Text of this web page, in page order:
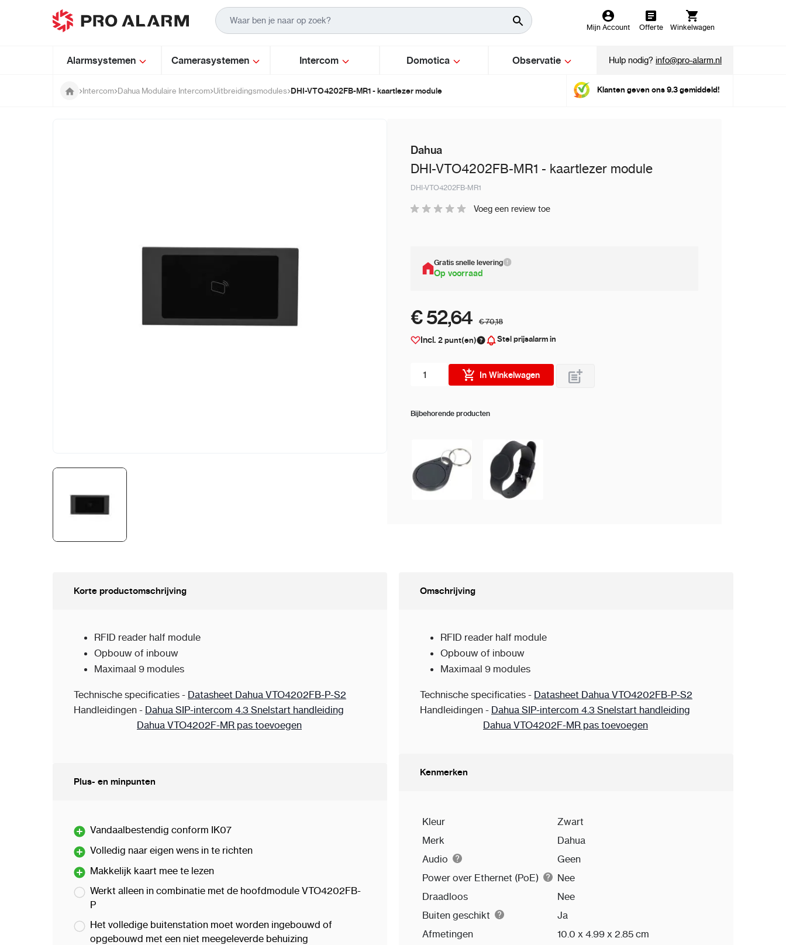
Ga naar de inhoud
Mijn Account Offerte Winkelwagen
Alarmsystemen Camerasystemen Intercom Domotica Observatie Hulp nodig?info@pro-alarm.nl
Intercom Dahua Modulaire Intercom Uitbreidingsmodules DHI-VTO4202FB-MR1 - kaartlezer module Klanten geven ons 9.3 gemiddeld!
Dahua
DHI-VTO4202FB-MR1 - kaartlezer module
DHI-VTO4202FB-MR1
Voeg een review toe
Gratis snelle levering
Op voorraad
€ 52,64 € 70,18
Incl. 2punt(en) Stel prijsalarm in
Aantal stuks
In Winkelwagen
Bijbehorende producten
Korte productomschrijving
RFID reader half module
Opbouw of inbouw
Maximaal 9 modules
Technische specificaties - Datasheet Dahua VTO4202FB-P-S2
Handleidingen - Dahua SIP-intercom 4.3 Snelstart handleiding
Dahua VTO4202F-MR pas toevoegen
Plus- en minpunten
Vandaalbestendig conform IK07
Volledig naar eigen wens in te richten
Makkelijk kaart mee te lezen
Werkt alleen in combinatie met de hoofdmodule VTO4202FB-
P
Het volledige buitenstation moet worden ingebouwd of
opgebouwd met een niet meegeleverde behuizing
Omschrijving
RFID reader half module
Opbouw of inbouw
Maximaal 9 modules
Technische specificaties - Datasheet Dahua VTO4202FB-P-S2
Handleidingen - Dahua SIP-intercom 4.3 Snelstart handleiding
Dahua VTO4202F-MR pas toevoegen
Kenmerken
Kleur
Zwart
Merk
Dahua
Audio
Geen
Power over Ethernet (PoE)
Nee
Draadloos
Nee
Buiten geschikt
Ja
Afmetingen
10.0 x 4.99 x 2.85 cm